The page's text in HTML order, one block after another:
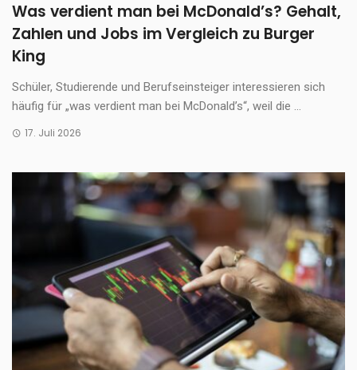
Was verdient man bei McDonald’s? Gehalt,
Zahlen und Jobs im Vergleich zu Burger
King
Schüler, Studierende und Berufseinsteiger interessieren sich
häufig für „was verdient man bei McDonald’s“, weil die ...
17. Juli 2026